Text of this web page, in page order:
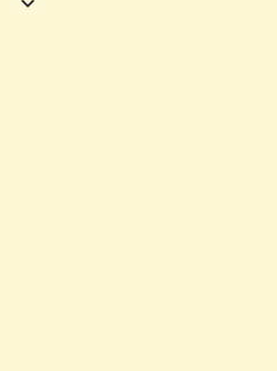
die in der DACH-